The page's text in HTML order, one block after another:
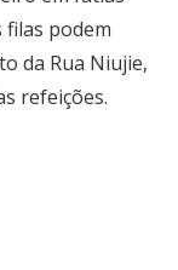
filas podem
da Rua Niujie,
refeições.